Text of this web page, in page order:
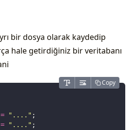
bir dosya olarak kaydedip
hale getirdiğiniz bir veritabanı
Copy
= " .... " ;
= " .... " ;